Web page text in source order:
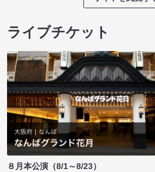
ライブチケット
８月本公演（8/1～8/23）